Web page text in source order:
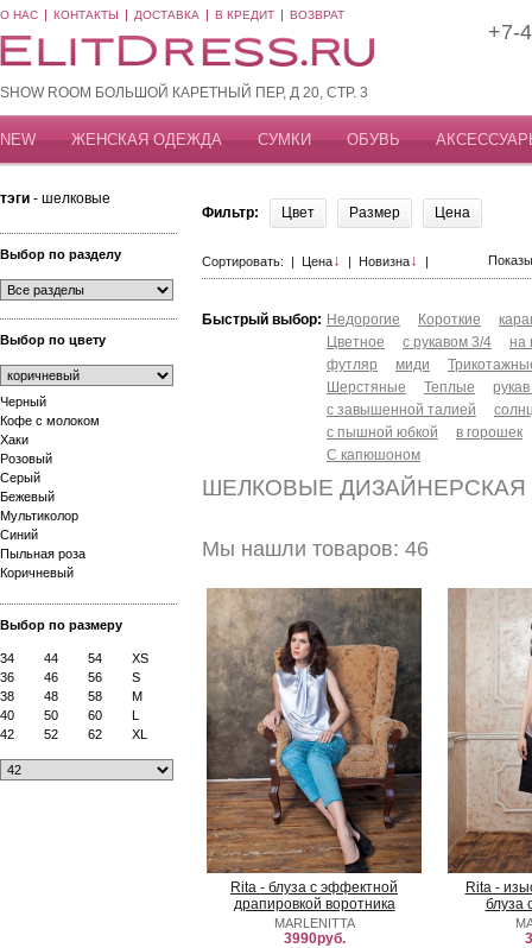
О НАС КОНТАКТЫ ДОСТАВКА В КРЕДИТ ВОЗВРАТ
SHOW ROOM БОЛЬШОЙ КАРЕТНЫЙ ПЕР, Д 20, СТР. 3
+7-
NEW ЖЕНСКАЯ ОДЕЖДА СУМКИ ОБУВЬ
тэги - шелковые
Выбор по разделу
Выбор по цвету
Черный
Кофе с молоком
Хаки
Розовый
Серый
Бежевый
Мультиколор
Синий
Пыльная роза
Коричневый
Выбор по размеру
34 44 54
XS
36
46 56
S
38
48 58
M
40
50 60
L
42
52 62 XL
Фильтр: Цвет Размер Цена
Сортировать: | Цена↓ | Новизна↓ |
Быстрый выбор: Недорогие Короткие
Цветное
с рукавом 3/4
на
футляр
миди
Шерстяные
Теплые
с завышенной талией
с пышной юбкой
в горошек
С капюшоном
ШЕЛКОВЫЕ
Мы нашли товаров: 46
Rita - блуза с эффектной
драпировкой воротника
MARLENITTA
3990руб.
Rita -
блуза